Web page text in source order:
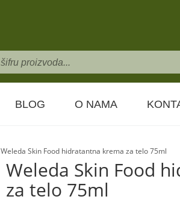
BLOG O NAMA
Weleda Skin Food hidratantna krema za telo 75ml
Weleda Skin Food
za telo 75ml